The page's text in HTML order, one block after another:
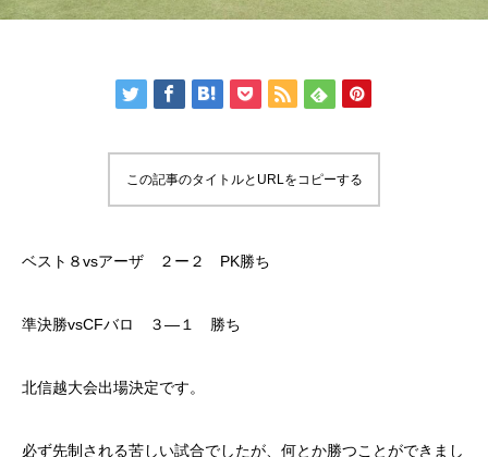
この記事のタイトルとURLをコピーする
ベスト８vsアーザ ２ー２ PK勝ち
準決勝vsCFバロ ３―１ 勝ち
北信越大会出場決定です。
必ず先制される苦しい試合でしたが、何とか勝つことができまし